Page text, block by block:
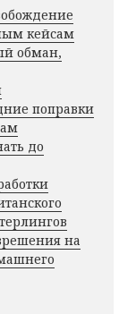
кейсам
обман,
поправки
до
на